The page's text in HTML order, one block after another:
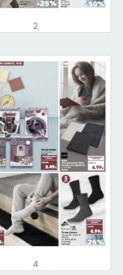
2
4